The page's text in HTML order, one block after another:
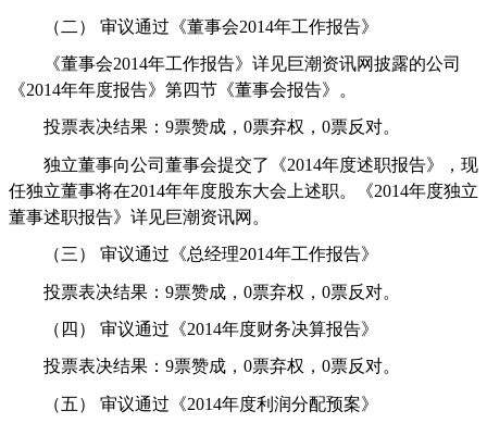
（二） 审议通过《董事会2014年工作报告》
《董事会2014年工作报告》详见巨潮资讯网披露的公司
《2014年年度报告》第四节《董事会报告》。
投票表决结果： 9票赞成， 0票弃权， 0票反对。
独立董事向公司董事会提交了《2014年度述职报告》，现
任独立董事将在2014年年度股东大会上述职。《2014年度独立
董事述职报告》详见巨潮资讯网。
（三） 审议通过《总经理2014年工作报告》
投票表决结果： 9票赞成， 0票弃权， 0票反对。
（四） 审议通过《2014年度财务决算报告》
投票表决结果： 9票赞成， 0票弃权， 0票反对。
（五） 审议通过《2014年度利润分配预案》